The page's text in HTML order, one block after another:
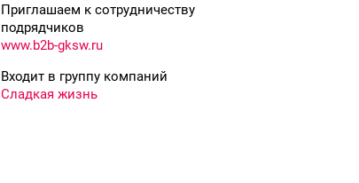
Приглашаем к сотрудничеству
подрядчиков
www.b2b-gksw.ru
Входит в группу компаний
Сладкая жизнь